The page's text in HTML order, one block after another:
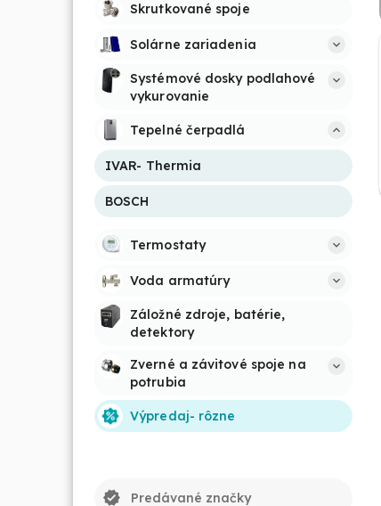
Skrutkované spoje
Solárne zariadenia
Systémové dosky podlahové
vykurovanie
Tepelné čerpadlá
IVAR- Thermia
BOSCH
Termostaty
Voda armatúry
Záložné zdroje, batérie,
detektory
Zverné a závitové spoje na
potrubia
Výpredaj- rôzne
verified Predávané značky